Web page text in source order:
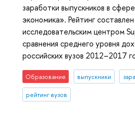
заработки выпускников в
экономика». Рейтинг составлен
исследовательским центром
сравнения среднего уровня
российских вузов 2012–2017
Образование выпускники
рейтинг вузов